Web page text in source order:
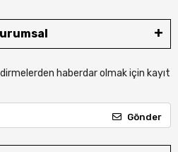
haberdar olmak için kayıt
Gönder